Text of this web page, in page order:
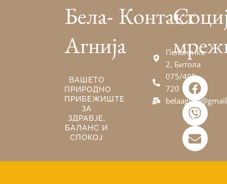
Бела-
Агнија
ВАШЕТО
ПРИРОДНО
ПРИБЕЖИШТЕ
ЗА
ЗДРАВЈЕ,
БАЛАНС И
СПОКОЈ
Контакт
Пелагонка
2, Битола
075/495-
720
F
a
c
e
b
o
V
i
b
e
r
E
n
v
e
l
o